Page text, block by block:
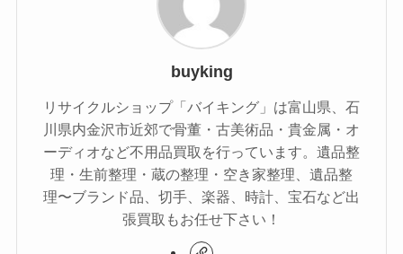
buyking
リサイクルショップ「バイキング」は富山県、石
川県内金沢市近郊で骨董・古美術品・貴金属・オ
ーディオなど不用品買取を行っています。遺品整
理・生前整理・蔵の整理・空き家整理、遺品整
理〜ブランド品、切手、楽器、時計、宝石など出
張買取もお任せ下さい！